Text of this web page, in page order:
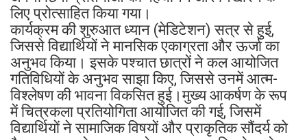
लिए प्रोत्साहित किया गया।
कार्यक्रम की शुरुआत ध्यान (मेडिटेशन) सत्र से हुई,
जिससे विद्यार्थियों ने मानसिक एकाग्रता और ऊर्जा का
अनुभव किया। इसके पश्चात छात्रों ने कल आयोजित
गतिविधियों के अनुभव साझा किए, जिससे उनमें आत्म-
विश्लेषण की भावना विकसित हुई।मुख्य आकर्षण के रूप
में चित्रकला प्रतियोगिता आयोजित की गई, जिसमें
विद्यार्थियों ने सामाजिक विषयों और प्राकृतिक सौंदर्य को